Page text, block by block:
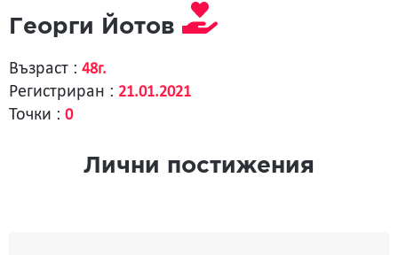
Георги Йотов
Възраст : 48г.
Регистриран : 21.01.2021
Точки : 0
Лични постижения